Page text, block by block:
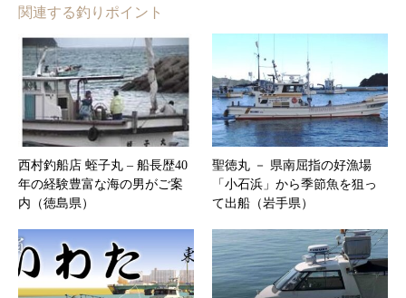
関連する釣りポイント
西村釣船店 蛭子丸 – 船長歴40
年の経験豊富な海の男がご案
内（徳島県）
聖徳丸 － 県南屈指の好漁場
「小石浜」から季節魚を狙っ
て出船（岩手県）